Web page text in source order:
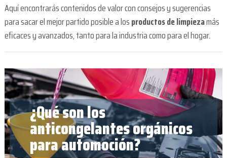
Aquí encontrarás contenidos de valor con consejos y sugerencias
para sacar el mejor partido posible a losproductos de limpiezamás
eficaces y avanzados, tanto para la industria como para el hogar.
¿Qué son los
anticongelantes orgánicos
para automoción?